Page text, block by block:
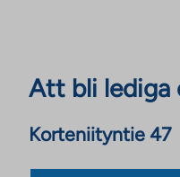
Att bli lediga
Korteniityntie 47